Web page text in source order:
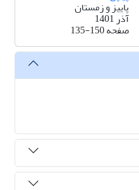
پاییز و زمستان
آذر 1401
صفحه135-150